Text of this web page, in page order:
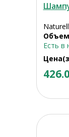
Есть в